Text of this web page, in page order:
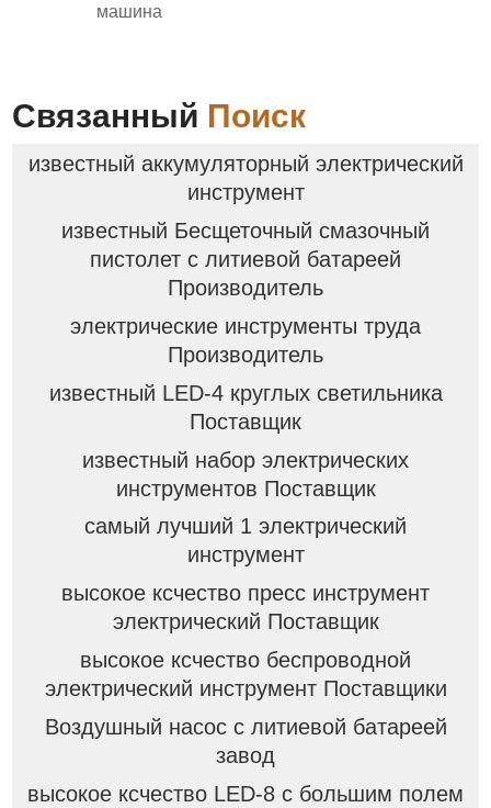
машина
Связанный Поиск
известный аккумуляторный электрический
инструмент
известный Бесщеточный смазочный
пистолет с литиевой батареей
Производитель
электрические инструменты труда
Производитель
известный LED-4 круглых светильника
Поставщик
известный набор электрических
инструментов Поставщик
самый лучший 1 электрический
инструмент
высокое ксчество пресс инструмент
электрический Поставщик
высокое ксчество беспроводной
электрический инструмент Поставщики
Воздушный насос с литиевой батареей
завод
высокое ксчество LED-8 с большим полем